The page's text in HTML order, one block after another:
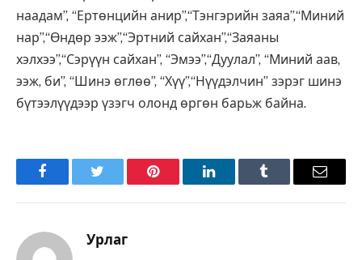
наадам”, “Ертөнцийн анир”,“Тэнгэрийн заяа”,“Миний
нар”,“Өндөр ээж”,“Эртний сайхан”,“Заяаны
хэлхээ”,“Сэрүүн сайхан”, “Эмээ”,“Дуулал”, “Миний аав,
ээж, би”, “Шинэ өглөө”, “Хүү”,“Нүүдэлчин” зэрэг шинэ
бүтээлүүдээр үзэгч олонд өргөн барьж байна.
FacebookTwitter Pinterest LinkedInTumblr Имэйл
Урлаг